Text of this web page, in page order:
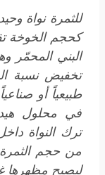
للثمرة نواة
كحجم الخوخة
البني
طبيعياً أو
في محلول
من حجم الثمرة
ليصبح مظهرها